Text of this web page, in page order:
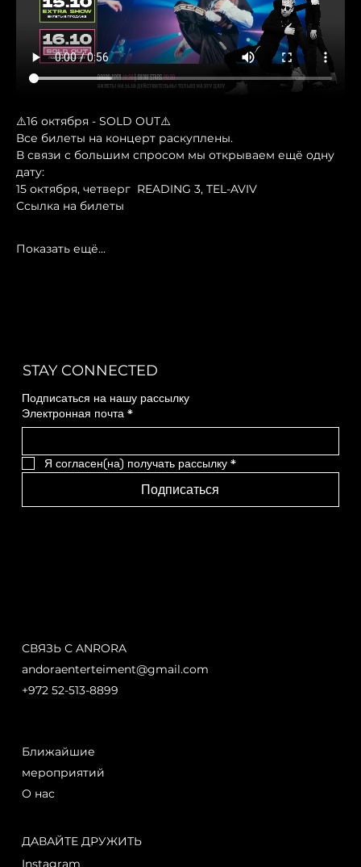
⚠️16 октября - SOLD OUT⚠️
Все билеты на концерт раскуплены.
В связи с большим спросом мы открываем ещё одну
дату:
15 октября, четверг  READING 3, TEL-AVIV
Ссылка на билеты
Показать ещё...
STAY CONNECTED
Подписаться на нашу рассылку
Электронная почта *
Я согласен(на) получать рассылку *
Подписаться
Ближайшие
мероприятий
О нас
ДАВАЙТЕ ДРУЖИТЬ
Instagram
СВЯЗЬ С ANRORA
andoraenterteiment@gmail.com
+972 52-513-8899